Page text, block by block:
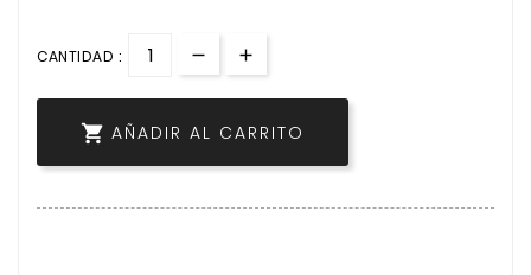
CANTIDAD :
 AÑADIR AL CARRITO